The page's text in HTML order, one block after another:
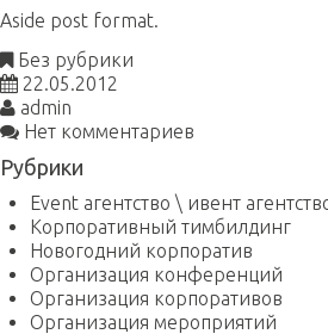
Aside post format.
Без рубрики
22.05.2012
admin
Нет комментариев
Рубрики
Event агентство \ ивент
Корпоративный тимбилдинг
Новогодний корпоратив
Организация конференций
Организация корпоративов
Организация мероприятий